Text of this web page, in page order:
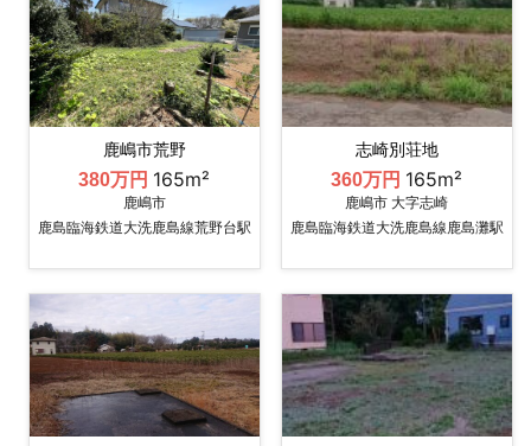
鹿嶋市荒野
380万円 165m²
鹿嶋市
鹿島臨海鉄道大洗鹿島線荒野台駅
志崎別荘地
360万円 165m²
鹿嶋市 大字志崎
鹿島臨海鉄道大洗鹿島線鹿島灘駅